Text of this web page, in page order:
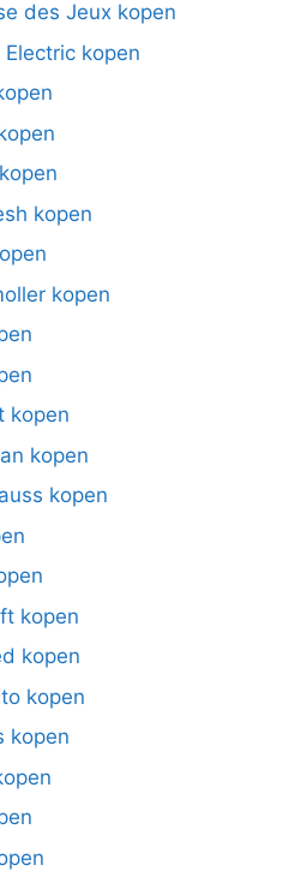
des Jeux kopen
kopen
kopen
kopen
kopen
kopen
kopen
kopen
kopen
kopen
kopen